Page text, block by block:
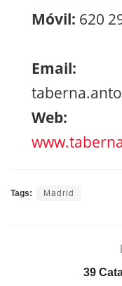
Móvil: 620
Email:
Web:
Tags: Madrid
39